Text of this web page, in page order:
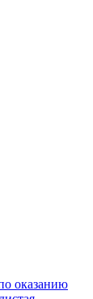
оказанию